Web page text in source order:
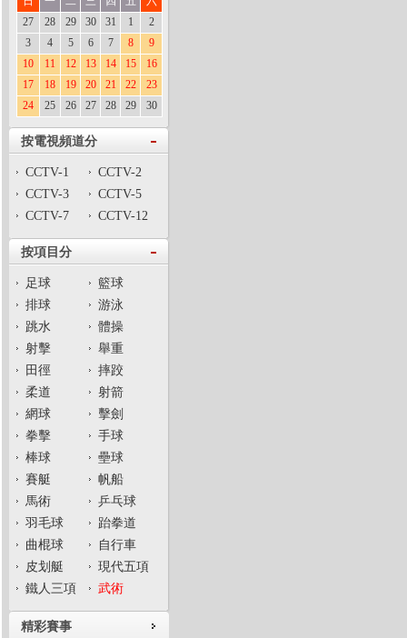
27
28 29 30 31 1
2
3
4 5 6 7 8
9
10
11 12 13 14 15
16
17
18 19 20 21 22
23
24
25 26 27 28 29 30
按電視頻道分
CCTV-1
CCTV-2
CCTV-3
CCTV-5
CCTV-7
CCTV-12
按項目分
足球
籃球
排球
游泳
跳水
體操
射擊
舉重
田徑
摔跤
柔道
射箭
網球
擊劍
拳擊
手球
棒球
壘球
賽艇
帆船
馬術
乒乓球
羽毛球
跆拳道
曲棍球
自行車
皮划艇
現代五項
鐵人三項
武術
精彩賽事